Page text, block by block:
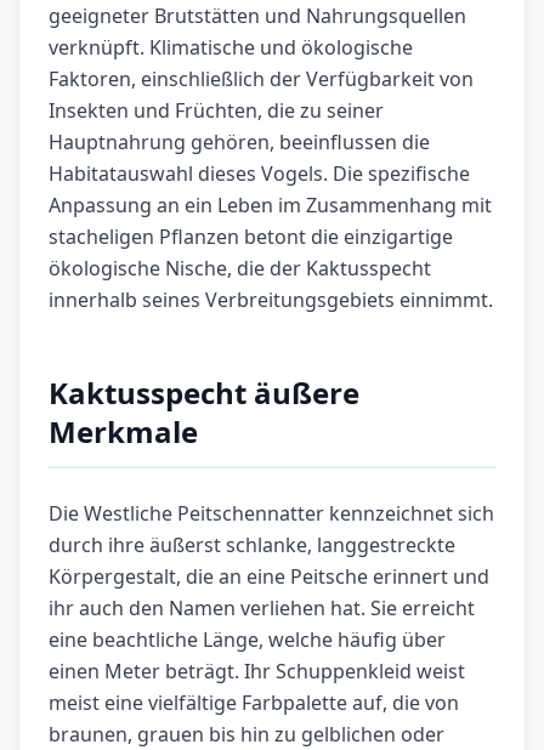
geeigneter Brutstätten und Nahrungsquellen
verknüpft. Klimatische und ökologische
Faktoren, einschließlich der Verfügbarkeit von
Insekten und Früchten, die zu seiner
Hauptnahrung gehören, beeinflussen die
Habitatauswahl dieses Vogels. Die spezifische
Anpassung an ein Leben im Zusammenhang mit
stacheligen Pflanzen betont die einzigartige
ökologische Nische, die der Kaktusspecht
innerhalb seines Verbreitungsgebiets einnimmt.
Kaktusspecht äußere
Merkmale
Die Westliche Peitschennatter kennzeichnet sich
durch ihre äußerst schlanke, langgestreckte
Körpergestalt, die an eine Peitsche erinnert und
ihr auch den Namen verliehen hat. Sie erreicht
eine beachtliche Länge, welche häufig über
einen Meter beträgt. Ihr Schuppenkleid weist
meist eine vielfältige Farbpalette auf, die von
braunen, grauen bis hin zu gelblichen oder